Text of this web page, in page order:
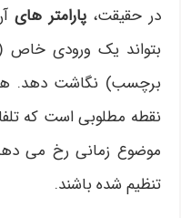
در حقیقت،پارامتر های
بتواند یک ورودی خاص
برچسب) نگاشت دهد.
نقطه مطلوبی است که
موضوع زمانی رخ می
تنظیم شده باشند.